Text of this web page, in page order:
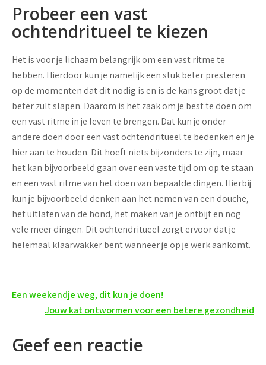
Probeer een vast
ochtendritueel te kiezen
Het is voor je lichaam belangrijk om een vast ritme te
hebben. Hierdoor kun je namelijk een stuk beter presteren
op de momenten dat dit nodig is en is de kans groot dat je
beter zult slapen. Daarom is het zaak om je best te doen om
een vast ritme in je leven te brengen. Dat kun je onder
andere doen door een vast ochtendritueel te bedenken en je
hier aan te houden. Dit hoeft niets bijzonders te zijn, maar
het kan bijvoorbeeld gaan over een vaste tijd om op te staan
en een vast ritme van het doen van bepaalde dingen. Hierbij
kun je bijvoorbeeld denken aan het nemen van een douche,
het uitlaten van de hond, het maken van je ontbijt en nog
vele meer dingen. Dit ochtendritueel zorgt ervoor dat je
helemaal klaarwakker bent wanneer je op je werk aankomt.
Bericht
navigatie
Een weekendje weg, dit kun je doen!
Jouw kat ontwormen voor een betere gezondheid
Geef een reactie